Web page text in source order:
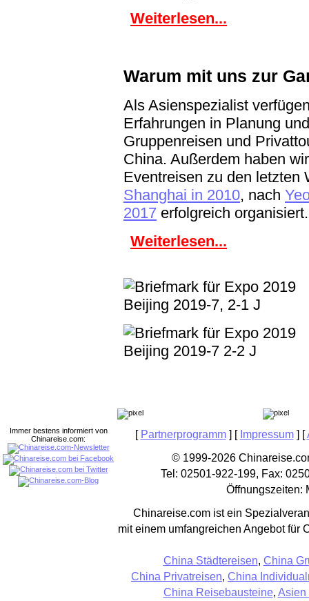
Weiterlesen...
Warum mit uns zur
Als Asienspezialist
Erfahrungen in Planung
Gruppenreisen und
China. Außerdem haben
Eventreisen zu den letzten
Shanghai in 2010, nach
2017 erfolgreich organisiert.
Weiterlesen...
Partnerprogramm] [ Impressum] [
© 1999-2026
Tel: 02501-922-199, Fax:
Öffnungszeiten:
Chinareise.com ist ein
mit einem umfangreichen Angebot für
China Städtereisen, China
China Privatreisen, China
China Reisebausteine, Asien
Immer bestens informiert von
Chinareise.com: